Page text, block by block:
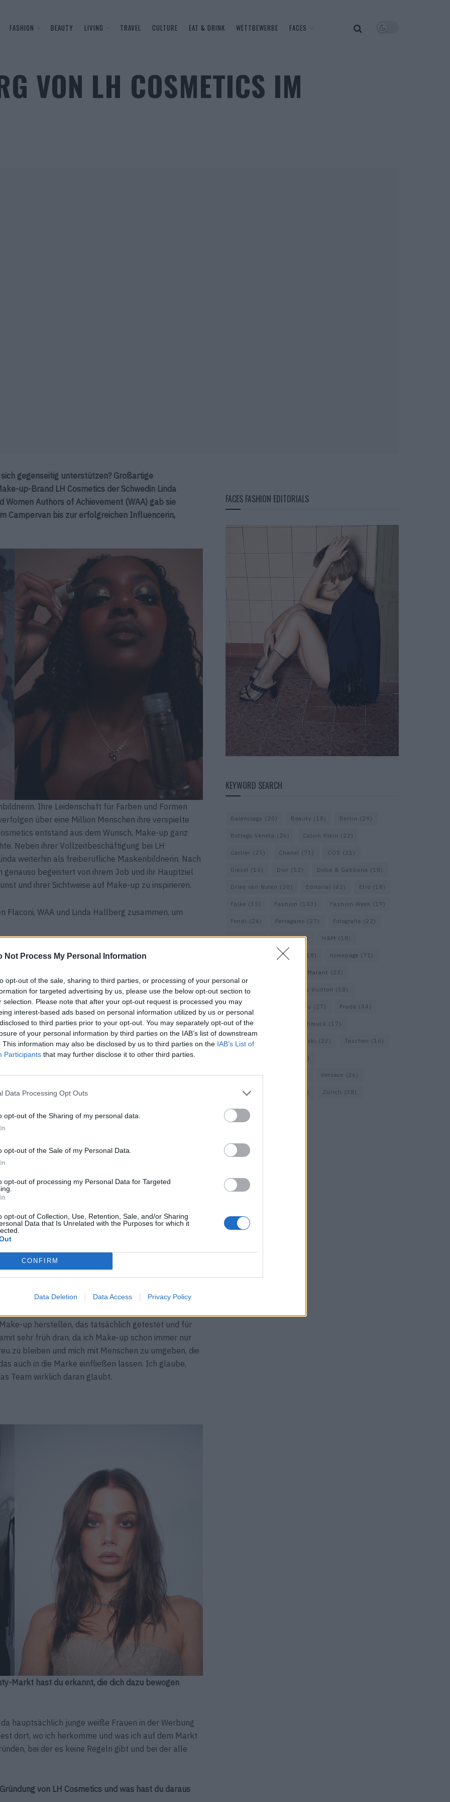
Not Process My Personal Information
opt-out of the sale, sharing to third parties, or processing of your personal or
for targeted advertising by us, please use the below opt-out section to
selection. Please note that after your opt-out request is processed you may
interest-based ads based on personal information utilized by us or personal
to third parties prior to your opt-out. You may separately opt-out of the
of your personal information by third parties on the IAB’s list of downstream
This information may also be disclosed by us to third parties on the IAB’s List of
Participants that may further disclose it to other third parties.
Data Processing Opt Outs
opt-out of the Sharing of my personal data.
opt-out of the Sale of my Personal Data.
opt-out of processing my Personal Data for Targeted
opt-out of Collection, Use, Retention, Sale, and/or Sharing
Data that Is Unrelated with the Purposes for which it
CONFIRM
Data Deletion Data Access Privacy Policy
FASHION BEAUTY LIVING TRAVEL CULTURE EAT & DRINK WETTBEWERBE FACES
VON LH COSMETICS IM
gegenseitig unterstützen? Großartige
up-Brand LH Cosmetics der Schwedin Linda
Women Authors of Achievement (WAA) gab sie
Campervan bis zur erfolgreichen Influencerin,
Ihre Leidenschaft für Farben und Formen
über eine Million Menschen ihre verspielte
entstand aus dem Wunsch, Make-up ganz
Neben ihrer Vollzeitbeschäftigung bei LH
weiterhin als freiberufliche Maskenbildnerin. Nach
begeistert von ihrem Job und ihr Hauptziel
und ihrer Sichtweise auf Make-up zu inspirieren.
WAA und Linda Hallberg zusammen, um
zu gründen, und was war deine ursprüngliche
für alle, die nicht der „Norm” entsprachen, und
ihrer Persönlichkeit nutzen wollten. Ich hatte
waren und sich nur um Regeln drehten. Meine
sich selbst zu sein und beim Thema Make-up
bis heute geblieben
sich ständig weiter. Was zeichnet LH Cosmetics
Umfeld treu?
up herstellen, das tatsächlich getestet und für
sehr früh dran, da ich Make-up schon immer nur
zu bleiben und mich mit Menschen zu umgeben, die
auch in die Marke einfließen lassen. Ich glaube,
Team wirklich daran glaubt.
Markt hast du erkannt, die dich dazu bewogen
hauptsächlich junge weiße Frauen in der Werbung
dort, wo ich herkomme und was ich auf dem Markt
bei der es keine Regeln gibt und bei der alle
von LH Cosmetics und was hast du daraus
FACES FASHION EDITORIALS
KEYWORD SEARCH
Balenciaga (20) Beauty (18) Berlin (29)
Bottega Veneta (26) Calvin Klein (22)
Cartier (25) Chanel (71) COS (21)
Diesel (16) Dior (52) Dolce & Gabbana (18)
Dries van Noten (20) Editorial (42) Etro (18)
Falke (35) Fashion (103) Fashion Week (19)
Fendi (26) Ferragamo (27) Fotografie (22)
Gucci(69) Guess(17) H&M (18)
Hermès (18) homepage (71)
Isabel Marant (23)
Jimmy Choo Louis Vuitton (58)
Max Mara Miu Miu (27) Prada (44)
Saint Laurent Schmuck (17)
Sportmax Swarovski (23) Taschen (16)
(33)
Vacheron Constantin Versace (26)
Wolford (18) Zürich (38)